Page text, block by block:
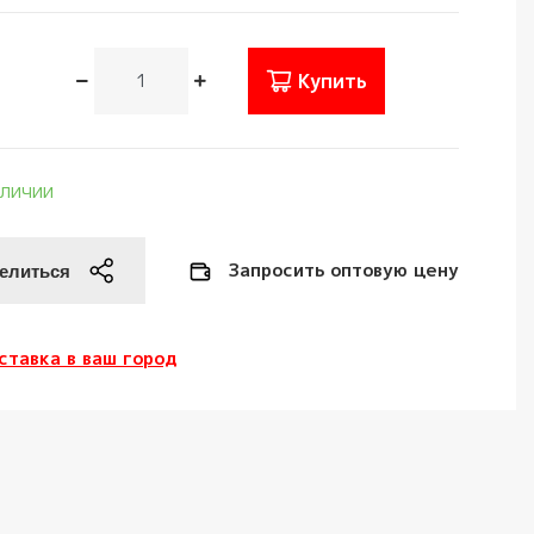
Купить
Запросить оптовую цену
в ваш город